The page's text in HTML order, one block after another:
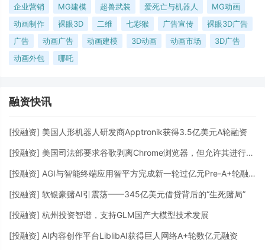
企业营销
MG建模 超兽武装 爱死亡与机器人
MG动画
动画制作
裸眼3D 二维 七彩猴 广告宣传
裸眼3D广告
广告
动画广告 动画建模 3D动画 动画市场
3D广告
动画外包
哪吒
融资快讯
[投融资] 美国人形机器人研发商Apptronik获得3.5亿美元A轮融资
[投融资] 美国司法部要求谷歌剥离Chrome浏览器，但允许其进行AI投资
[投融资] AGI与智能终端应用智平方完成新一轮过亿元Pre-A+轮融资
[投融资] 软银豪赌AI引震荡——345亿美元借贷背后的“生死赌局”
[投融资] 杭州投资智谱，支持GLM国产大模型技术发展
[投融资] AI内容创作平台LiblibAI获得巨人网络A+轮数亿元融资